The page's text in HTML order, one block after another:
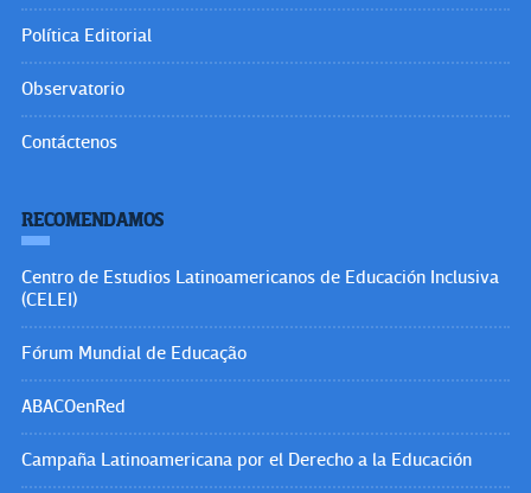
Política Editorial
Observatorio
Contáctenos
RECOMENDAMOS
Centro de Estudios Latinoamericanos de Educación Inclusiva
(CELEI)
Fórum Mundial de Educação
ABACOenRed
Campaña Latinoamericana por el Derecho a la Educación